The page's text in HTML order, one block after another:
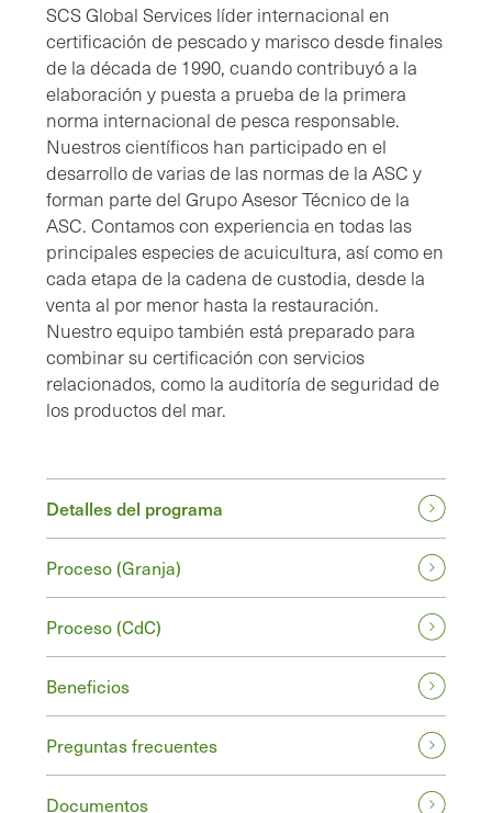
SCS Global Services líder internacional en
certificación de pescado y marisco desde finales
de la década de 1990, cuando contribuyó a la
elaboración y puesta a prueba de la primera
norma internacional de pesca responsable.
Nuestros científicos han participado en el
desarrollo de varias de las normas de la ASC y
forman parte del Grupo Asesor Técnico de la
ASC. Contamos con experiencia en todas las
principales especies de acuicultura, así como en
cada etapa de la cadena de custodia, desde la
venta al por menor hasta la restauración.
Nuestro equipo también está preparado para
combinar su certificación con servicios
relacionados, como la auditoría de seguridad de
los productos del mar.
Detalles del programa
Proceso (Granja)
Proceso (CdC)
Beneficios
Preguntas frecuentes
Documentos